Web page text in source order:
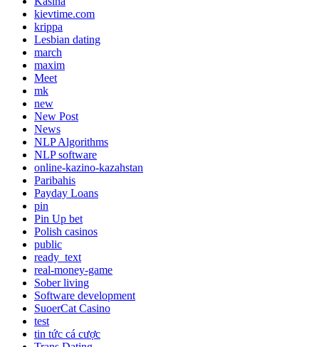
kievtime.com
krippa
Lesbian dating
march
maxim
Meet
mk
new
New Post
News
NLP Algorithms
NLP software
online-kazino-kazahstan
Paribahis
Payday Loans
pin
Pin Up bet
Polish casinos
public
ready_text
real-money-game
Sober living
Software development
SuoerCat Casino
test
tin tức cá cược